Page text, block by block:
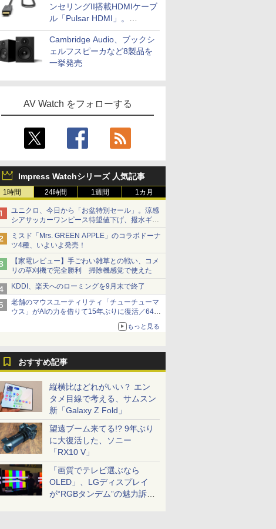
ンセリングII搭載HDMIケーブ
ル「Pulsar HDMI」。
SilentPowerから
Cambridge Audio、ブックシ
ェルフスピーカなど8製品を
一挙発売
AV Watch をフォローする
Impress Watchシリーズ 人気記事
1時間 24時間 1週間 1カ月
ユニクロ、今日から「お盆特別セール」。涼感
シアサッカーワンピース待望値下げ、撥水ギア
ショーツは1990円に
ミスド「Mrs. GREEN APPLE」のコラボドーナ
ツ4種、いよいよ発売！
【家電レビュー】手ごわい雑草との戦い、コメ
リの草刈機で完全勝利 掃除機感覚で使えた
KDDI、楽天へのローミングを9月末で終了
老舗のマウスユーティリティ「チューチューマ
ウス」がAIの力を借りて15年ぶりに復活／64bit
化、Windows 10/11、「Chrome」も走り回
る。復活記念で2026年末まで500円
もっと見る
おすすめ記事
縦横比はどれがいい？ エン
タメ目線で考える、サムスン
新「Galaxy Z Fold」
望遠ブーム来てる!? 9年ぶり
に大復活した、ソニー
「RX10 V」
「画質でテレビ選ぶなら
OLED」、LGディスプレイ
が“RGBタンデム”の魅力訴